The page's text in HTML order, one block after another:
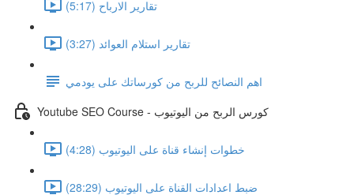
تقارير الارباح (5:17)
تقارير استلام العوائد (3:27)
اهم النصائح للربح من كورساتك على يودمي
Youtube SEO Course - كورس الربح من اليوتيوب
خطوات إنشاء قناة على اليوتيوب (4:28)
ضبط اعدادات القناة على اليوتيوب (28:29)